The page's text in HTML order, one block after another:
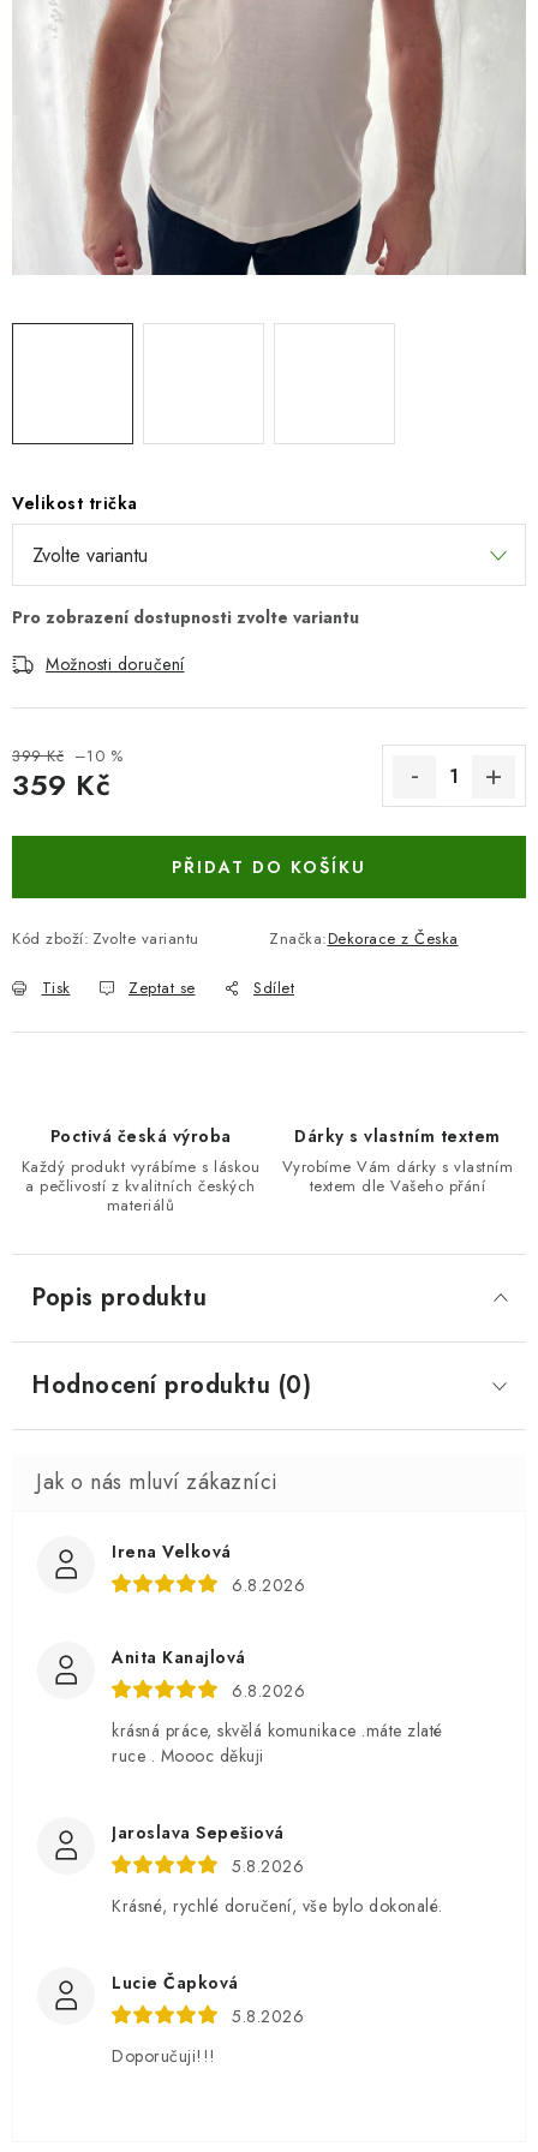
DÁRKY Z LÁSKY
NOVINKY
🔥 AKCE A SLEVY
TIPY NA VÁNOČNÍ DÁRKY
Doprava a platba Obchodní podmínky
Vrácení zboží
Velikost trička
Možnosti doručení
399 Kč –10 %
359 Kč
PŘIDAT DO KOŠÍKU
Kód zboží: Zvolte variantu Značka:Dekorace z Česka
Tisk Zeptat se Sdílet
Poctivá česká výroba
Každý produkt vyrábíme s láskou
a pečlivostí z kvalitních českých
materiálů
Dárky s vlastním textem
Vyrobíme Vám dárky s vlastním
textem dle Vašeho přání
Popis produktu
Hodnocení produktu (0)
Irena Velková
6.8.2026
Anita Kanajlová
6.8.2026
krásná práce, skvělá komunikace .máte zlaté
ruce . Moooc děkuji
Jaroslava Sepešiová
5.8.2026
Krásné, rychlé doručení, vše bylo dokonalé.
Lucie Čapková
5.8.2026
Doporučuji!!!